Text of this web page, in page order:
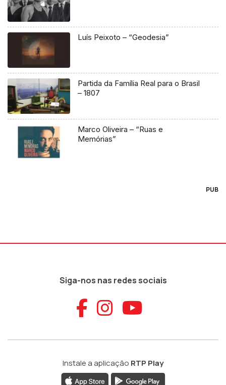
Luís Peixoto – “Geodesia”
Partida da Família Real para o Brasil
– 1807
Marco Oliveira – “Ruas e
Memórias”
PUB
Siga-nos nas redes sociais
Aceder ao
Aceder ao
Aceder
Instale a aplicação RTP Play